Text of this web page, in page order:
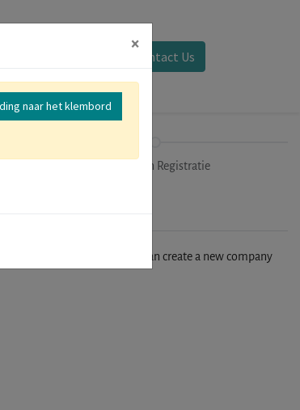
Contact Us
Uitchecken Registratie
in our database, you can create a new company
×
naar het klembord